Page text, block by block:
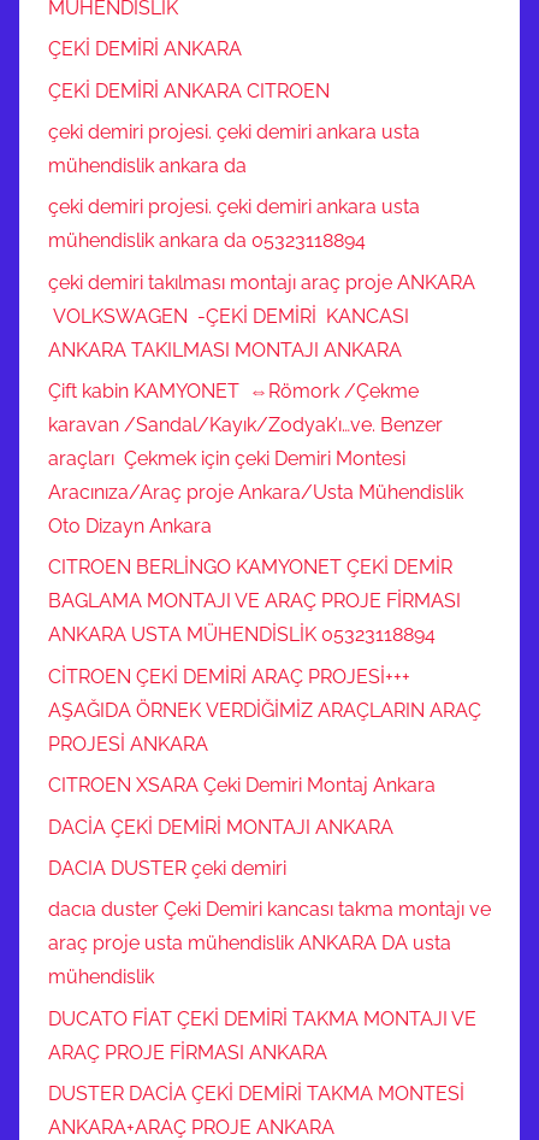
MÜHENDİSLİK
ÇEKİ DEMİRİ ANKARA
ÇEKİ DEMİRİ ANKARA CITROEN
çeki demiri projesi. çeki demiri ankara usta
mühendislik ankara da
çeki demiri projesi. çeki demiri ankara usta
mühendislik ankara da 05323118894
çeki demiri takılması montajı araç proje ANKARA
VOLKSWAGEN -ÇEKİ DEMİRİ KANCASI
ANKARA TAKILMASI MONTAJI ANKARA
Çift kabin KAMYONET ⇔Römork /Çekme
karavan /Sandal/Kayık/Zodyak’ı…ve. Benzer
araçları Çekmek için çeki Demiri Montesi
Aracınıza/Araç proje Ankara/Usta Mühendislik
Oto Dizayn Ankara
CITROEN BERLİNGO KAMYONET ÇEKİ DEMİR
BAGLAMA MONTAJI VE ARAÇ PROJE FİRMASI
ANKARA USTA MÜHENDİSLİK 05323118894
CİTROEN ÇEKİ DEMİRİ ARAÇ PROJESİ+++
AŞAĞIDA ÖRNEK VERDİĞİMİZ ARAÇLARIN ARAÇ
PROJESİ ANKARA
CITROEN XSARA Çeki Demiri Montaj Ankara
DACİA ÇEKİ DEMİRİ MONTAJI ANKARA
DACIA DUSTER çeki demiri
dacıa duster Çeki Demiri kancası takma montajı ve
araç proje usta mühendislik ANKARA DA usta
mühendislik
DUCATO FİAT ÇEKİ DEMİRİ TAKMA MONTAJI VE
ARAÇ PROJE FİRMASI ANKARA
DUSTER DACİA ÇEKİ DEMİRİ TAKMA MONTESİ
ANKARA+ARAÇ PROJE ANKARA